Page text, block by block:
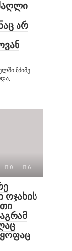
არ
მძიმე
0 6
ოჯახის